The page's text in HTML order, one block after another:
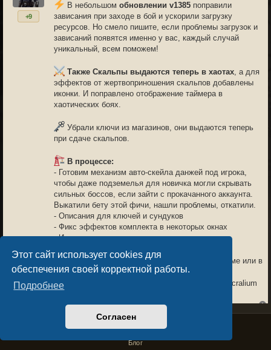
Этот сайт использует cookies для
обеспечения своей корректной работы.
Подробнее
Согласен
+9
В небольшом обновлении v1385 поправили
зависания при заходе в бой и ускорили загрузку
ресурсов. Но смело пишите, если проблемы загрузок и
зависаний появятся именно у вас, каждый случай
уникальный, всем поможем!
Также Скальпы выдаются теперь в хаотах, а для
эффектов от жертвоприношения скальпов добавлены
иконки. И поправлено отображение таймера в
хаотических боях.
Убрали ключи из магазинов, они выдаются теперь
при сдаче скальпов.
В процессе:
- Готовим механизм авто-скейла данжей под игрока,
чтобы даже подземелья для новичка могли скрывать
сильных боссов, если зайти с прокачанного аккаунта.
Выкатили бету этой фичи, нашли проблемы, откатили.
- Описания для ключей и сундуков
- Фикс эффектов комплекта в некоторых окнах
- И многое другое
Обсудить обновление можно здесь на форуме или в
чате канала https://t.me/sacraliumchat
Спасибо всем, кто с нами и помогает делать Sacralium
NEUK 03.04.26 15:44
Privacy PolicyLicense Agreement
Copyright © Sacralium Games 2023-
Блог